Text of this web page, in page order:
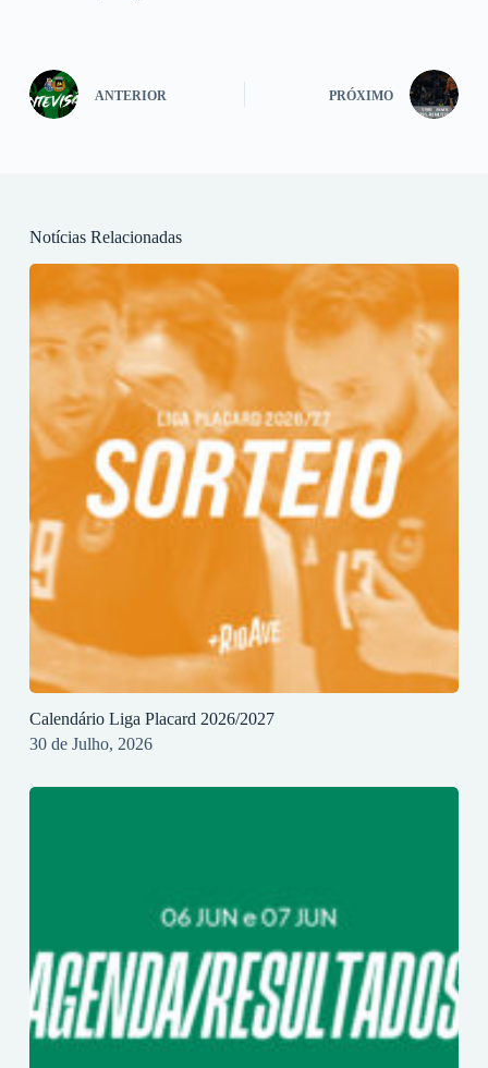
ANTERIOR PRÓXIMO
Notícias Relacionadas
Calendário Liga Placard 2026/2027
30 de Julho, 2026